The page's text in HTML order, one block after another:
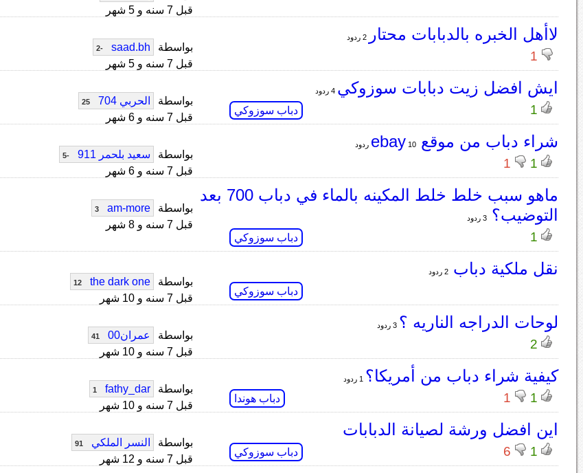
قبل 7 سنه و 5 شهر
لاأهل الخبره بالدبابات محتار 2 ردود
1
بواسطة saad.bh
-2
قبل 7 سنه و 5 شهر
ايش افضل زيت دبابات سوزوكي 4 ردود
1 دباب سوزوكي
بواسطة الحربي 704 25
قبل 7 سنه و 6 شهر
شراء دباب من موقع ebay10 ردود
1
1
بواسطة سعيد بلحمر 911 -5
قبل 7 سنه و 6 شهر
ماهو سبب خلط خلط المكينه بالماء في دباب 700 بعد
التوضيب؟3 ردود
1 دباب سوزوكي
بواسطة am-more
3
قبل 7 سنه و 8 شهر
نقل ملكية دباب2 ردود
دباب سوزوكي
بواسطة the dark one
12
قبل 7 سنه و 10 شهر
لوحات الدراجه الناريه ؟ 3 ردود
2
بواسطة عمران00 41
قبل 7 سنه و 10 شهر
كيفية شراء دباب من أمريكا؟
1
1 دباب هوندا
بواسطة fathy_dar
1
قبل 7 سنه و 10 شهر
اين افضل ورشة لصيانة الدبابات
1
6 دباب سوزوكي
بواسطة النسر الملكي 91
قبل 7 سنه و 12 شهر